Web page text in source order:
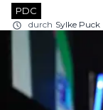
PDC
durch Sylke Puck